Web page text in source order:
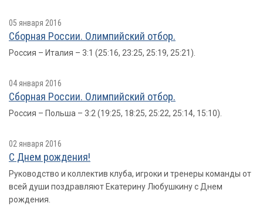
05 января 2016
Сборная России. Олимпийский отбор.
Россия – Италия – 3:1 (25:16, 23:25, 25:19, 25:21).
04 января 2016
Сборная России. Олимпийский отбор.
Россия – Польша – 3:2 (19:25, 18:25, 25:22, 25:14, 15:10).
02 января 2016
С Днем рождения!
Руководство и коллектив клуба, игроки и тренеры команды от
всей души поздравляют Екатерину Любушкину с Днем
рождения.